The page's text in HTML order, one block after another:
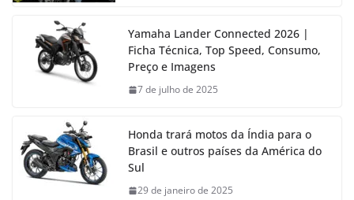
Yamaha Lander Connected 2026 |
Ficha Técnica, Top Speed, Consumo,
Preço e Imagens
7 de julho de 2025
Honda trará motos da Índia para o
Brasil e outros países da América do
Sul
29 de janeiro de 2025